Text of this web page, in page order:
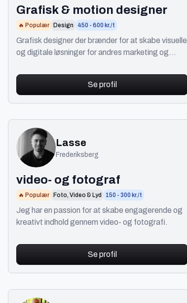
Grafisk & motion designer
🔥 Populær Design 450 - 600 kr./t
Grafisk designer der brænder for at skabe visuelle
og digitale løsninger for andres marketing og
Se profil
Lasse
Frederiksberg
video- og fotograf
🔥 Populær Foto, Video & Lyd 150 - 300 kr./t
Jeg har en passion for at skabe engagerende og
kreativt indhold gennem video- og fotografi.
Se profil